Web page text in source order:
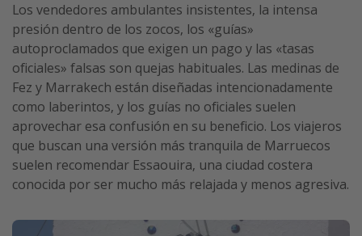
Los vendedores ambulantes insistentes, la intensa
presión dentro de los zocos, los «guías»
autoproclamados que exigen un pago y las «tasas
oficiales» falsas son quejas habituales. Las medinas de
Fez y Marrakech están diseñadas intencionadamente
como laberintos, y los guías no oficiales suelen
aprovechar esa confusión en su beneficio. Los viajeros
que buscan una versión más tranquila de Marruecos
suelen recomendar Essaouira, una ciudad costera
conocida por ser mucho más relajada y menos agresiva.